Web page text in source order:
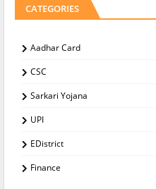
CATEGORIES
Aadhar Card
CSC
Sarkari Yojana
UPI
EDistrict
Finance